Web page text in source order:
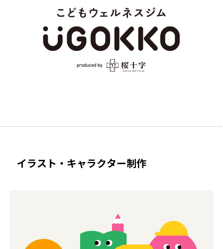
イラスト・キャラクター制作